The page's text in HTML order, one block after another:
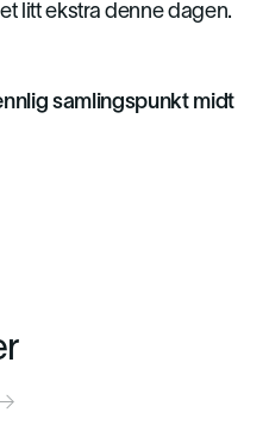
litt ekstra denne dagen.
samlingspunkt midt